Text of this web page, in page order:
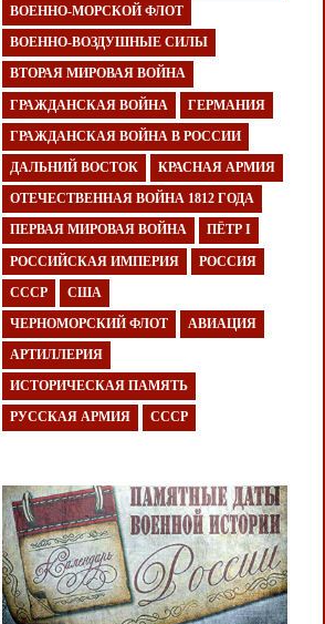
ВОЕННО-МОРСКОЙ ФЛОТ
ВОЕННО-ВОЗДУШНЫЕ СИЛЫ
ВТОРАЯ МИРОВАЯ ВОЙНА
ГРАЖДАНСКАЯ ВОЙНА ГЕРМАНИЯ
ГРАЖДАНСКАЯ ВОЙНА В РОССИИ
ДАЛЬНИЙ ВОСТОК КРАСНАЯ АРМИЯ
ОТЕЧЕСТВЕННАЯ ВОЙНА 1812 ГОДА
ПЕРВАЯ МИРОВАЯ ВОЙНА ПЁТР I
РОССИЙСКАЯ ИМПЕРИЯ РОССИЯ
СССР США
ЧЕРНОМОРСКИЙ ФЛОТ АВИАЦИЯ
АРТИЛЛЕРИЯ
ИСТОРИЧЕСКАЯ ПАМЯТЬ
РУССКАЯ АРМИЯ СССР